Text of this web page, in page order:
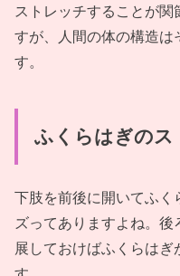
ストレッチすることが
すが、人間の体の構造
す。
ふくらはぎのス
下肢を前後に開いてふく
ズってありますよね。
展しておけばふくらはぎ